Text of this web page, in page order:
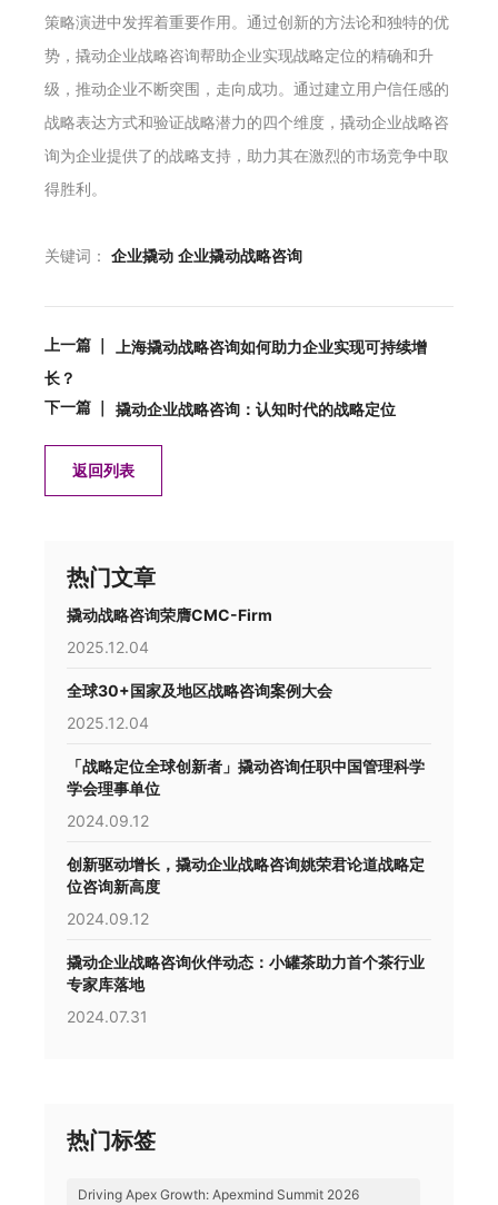
策略演进中发挥着重要作用。通过创新的方法论和独特的优
势，撬动企业战略咨询帮助企业实现战略定位的精确和升
级，推动企业不断突围，走向成功。通过建立用户信任感的
战略表达方式和验证战略潜力的四个维度，撬动企业战略咨
询为企业提供了的战略支持，助力其在激烈的市场竞争中取
得胜利。
关键词： 企业撬动 企业撬动战略咨询
上一篇 ｜
上海撬动战略咨询如何助力企业实现可持续增
长？
下一篇 ｜
撬动企业战略咨询：认知时代的战略定位
返回列表
热门文章
撬动战略咨询荣膺CMC-Firm
2025.12.04
全球30+国家及地区战略咨询案例大会
2025.12.04
「战略定位全球创新者」撬动咨询任职中国管理科学
学会理事单位
2024.09.12
创新驱动增长，撬动企业战略咨询姚荣君论道战略定
位咨询新高度
2024.09.12
撬动企业战略咨询伙伴动态：小罐茶助力首个茶行业
专家库落地
2024.07.31
热门标签
Driving Apex Growth: Apexmind Summit 2026